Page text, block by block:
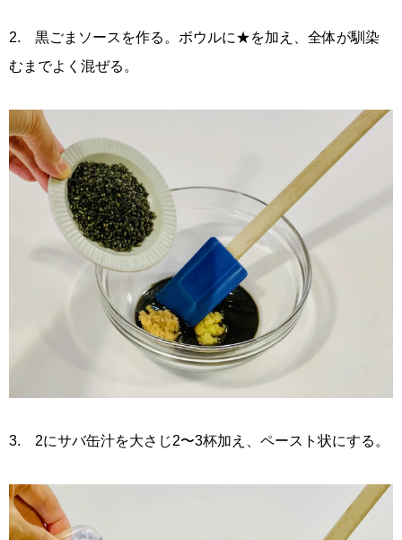
2. 黒ごまソースを作る。ボウルに★を加え、全体が馴染
むまでよく混ぜる。
3. 2にサバ缶汁を大さじ2〜3杯加え、ペースト状にする。